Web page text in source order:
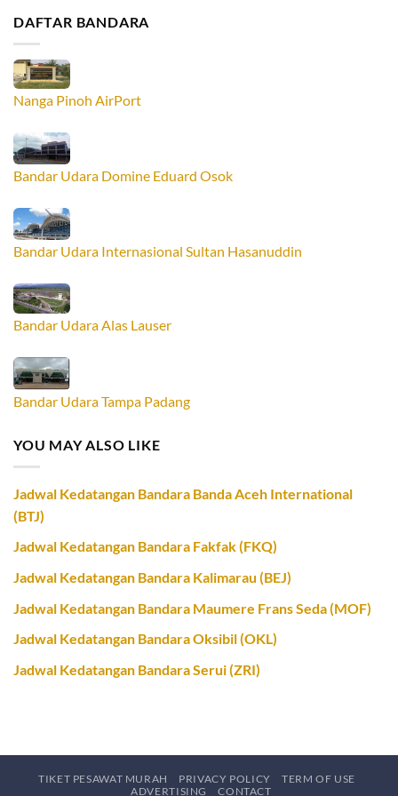
DAFTAR BANDARA
Nanga Pinoh AirPort
Bandar Udara Domine Eduard Osok
Bandar Udara Internasional Sultan Hasanuddin
Bandar Udara Alas Lauser
Bandar Udara Tampa Padang
YOU MAY ALSO LIKE
Jadwal Kedatangan Bandara Banda Aceh International
(BTJ)
Jadwal Kedatangan Bandara Fakfak (FKQ)
Jadwal Kedatangan Bandara Kalimarau (BEJ)
Jadwal Kedatangan Bandara Maumere Frans Seda (MOF)
Jadwal Kedatangan Bandara Oksibil (OKL)
Jadwal Kedatangan Bandara Serui (ZRI)
TIKET PESAWAT MURAH PRIVACY POLICY
TERM OF USE
ADVERTISING
CONTACT